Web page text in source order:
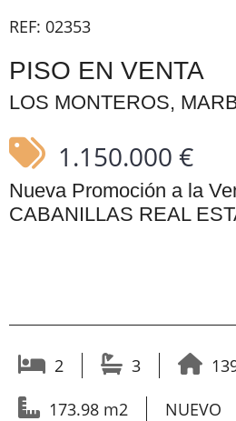
REF: 02353
PISO EN VENTA
LOS MONTEROS,
1.150.000 €
Nueva Promoción a la
CABANILLAS REAL
2 3
173.98 m2
NUEVO